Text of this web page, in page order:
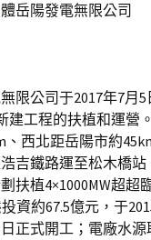
岳陽發電無限公司
限公司于2017年7月
建工程的扶植和運
西北距岳陽市約
吉鐵路運至松木橋
扶植4×1000MW超超
資約67.5億元，于
正式開工；電廠水